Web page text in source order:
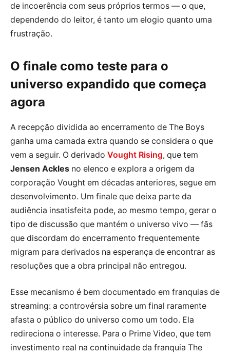
de incoerência com seus próprios termos — o que,
dependendo do leitor, é tanto um elogio quanto uma
frustração.
O finale como teste para o
universo expandido que começa
agora
A recepção dividida ao encerramento de The Boys
ganha uma camada extra quando se considera o que
vem a seguir. O derivado Vought Rising, que tem
Jensen Ackles no elenco e explora a origem da
corporação Vought em décadas anteriores, segue em
desenvolvimento. Um finale que deixa parte da
audiência insatisfeita pode, ao mesmo tempo, gerar o
tipo de discussão que mantém o universo vivo — fãs
que discordam do encerramento frequentemente
migram para derivados na esperança de encontrar as
resoluções que a obra principal não entregou.
Esse mecanismo é bem documentado em franquias de
streaming: a controvérsia sobre um final raramente
afasta o público do universo como um todo. Ela
redireciona o interesse. Para o Prime Video, que tem
investimento real na continuidade da franquia The